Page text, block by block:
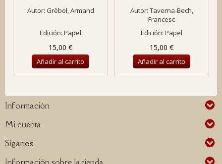
Autor: Grèbol, Armand
Edición: Papel
15,00 €
Añadir al carrito
Autor: Taverna-Bech,
Francesc
Edición: Papel
15,00 €
Añadir al carrito
Información
Mi cuenta
Síganos
Información sobre la tienda